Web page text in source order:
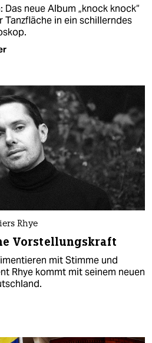
neue Album „knock knock“
Tanzfläche in ein schillerndes
Rhye
Vorstellungskraft
mit Stimme und
Rhye kommt mit seinem neuen